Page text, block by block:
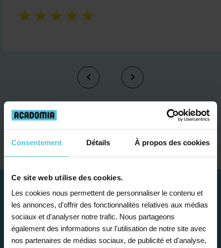
Consentement Détails À propos des cookies
Ce site web utilise des cookies.
Les cookies nous permettent de personnaliser le contenu et
les annonces, d'offrir des fonctionnalités relatives aux médias
sociaux et d'analyser notre trafic. Nous partageons
également des informations sur l'utilisation de notre site avec
nos partenaires de médias sociaux, de publicité et d'analyse,